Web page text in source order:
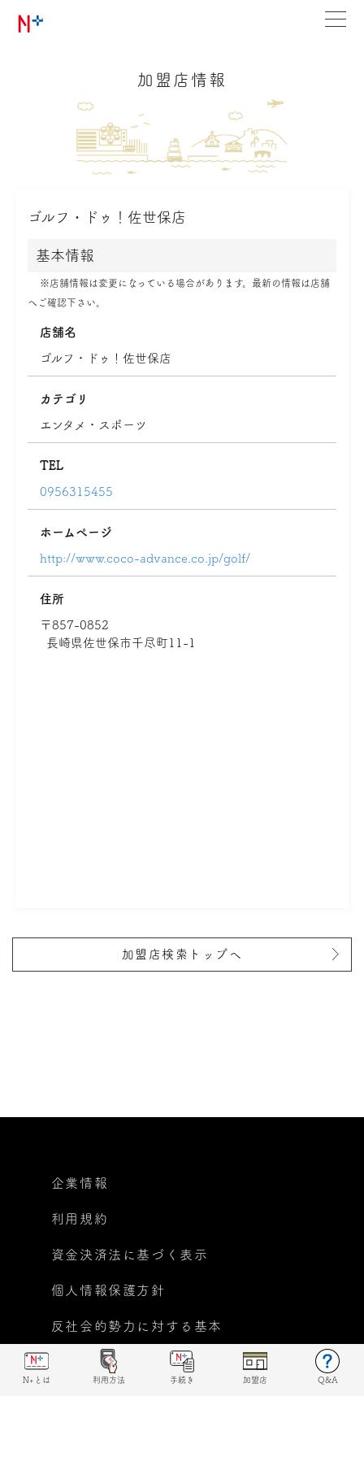
加盟店情報
ゴルフ・ドゥ！佐世保店
基本情報
※店舗情報は変更になっている場合があります。最新の情報は店舗
へご確認下さい。
店舗名
ゴルフ・ドゥ！佐世保店
カテゴリ
エンタメ・スポーツ
TEL
0956315455
ホームページ
http://www.coco-advance.co.jp/golf/
住所
〒857-0852
長崎県佐世保市千尽町11-1
加盟店検索トップへ
© 2019 N+ All rights reserved.
企業情報
利用規約
資金決済法に基づく表示
個人情報保護方針
反社会的勢力に対する基本
方針宣言
N+とは 利用方法 手続き 加盟店 Q&A